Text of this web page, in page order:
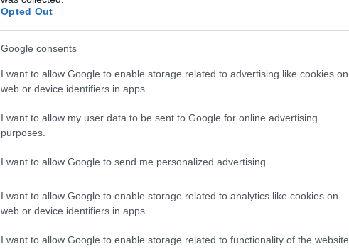
Opted Out
Google consents
I want to allow Google to enable storage related to advertising like cookies on
web or device identifiers in apps.
I want to allow my user data to be sent to Google for online advertising
purposes.
I want to allow Google to send me personalized advertising.
I want to allow Google to enable storage related to analytics like cookies on
web or device identifiers in apps.
I want to allow Google to enable storage related to functionality of the website